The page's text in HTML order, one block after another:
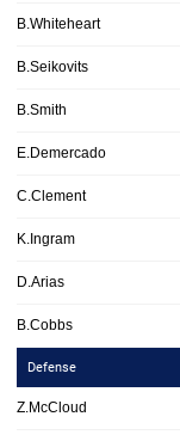
B.Whiteheart
B.Seikovits
B.Smith
E.Demercado
C.Clement
K.Ingram
D.Arias
B.Cobbs
Defense
Z.McCloud